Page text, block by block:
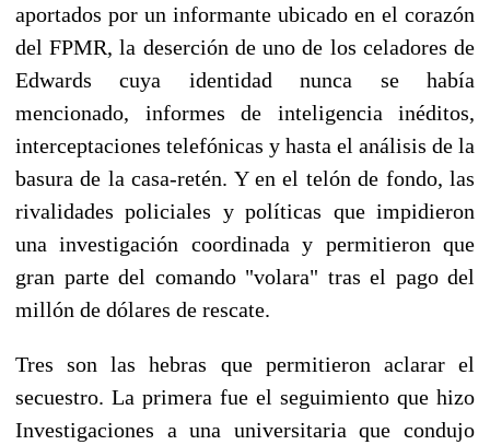
aportados por un informante ubicado en el corazón
del FPMR, la deserción de uno de los celadores de
Edwards cuya identidad nunca se había
mencionado, informes de inteligencia inéditos,
interceptaciones telefónicas y hasta el análisis de la
basura de la casa-retén. Y en el telón de fondo, las
rivalidades policiales y políticas que impidieron
una investigación coordinada y permitieron que
gran parte del comando "volara" tras el pago del
millón de dólares de rescate.
Tres son las hebras que permitieron aclarar el
secuestro. La primera fue el seguimiento que hizo
Investigaciones a una universitaria que condujo